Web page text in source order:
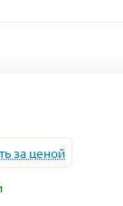
за ценой